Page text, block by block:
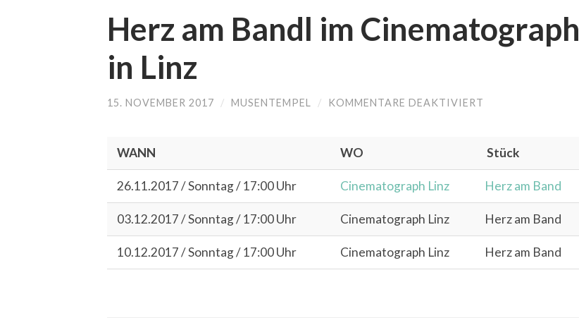
Herz am Bandl im Cinematograph
in Linz
15. NOVEMBER 2017 / MUSENTEMPEL / KOMMENTARE DEAKTIVIERT
IM
LINZ
WANN WO Stück
26.11.2017 / Sonntag / 17:00 Uhr Cinematograph Linz Herz am Band
03.12.2017 / Sonntag / 17:00 Uhr Cinematograph Linz Herz am Band
10.12.2017 / Sonntag / 17:00 Uhr Cinematograph Linz Herz am Band